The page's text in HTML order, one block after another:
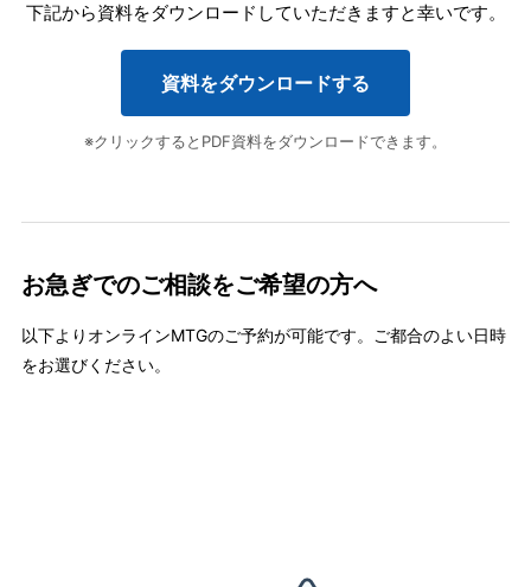
下記から資料をダウンロードしていただきますと幸いです。
資料をダウンロードする
※クリックするとPDF資料をダウンロードできます。
お急ぎでのご相談をご希望の方へ
以下よりオンラインMTGのご予約が可能です。ご都合のよい日時
をお選びください。